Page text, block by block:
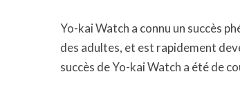
Yo-kai Watch a connu un succès
des adultes, et est rapidement
succès de Yo-kai Watch a été de